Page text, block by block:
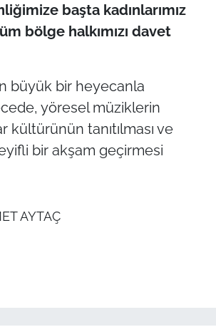
başta kadınlarımız
bölge halkımızı davet
büyük bir heyecanla
yöresel müziklerin
kültürünün tanıtılması ve
bir akşam geçirmesi
AYTAÇ